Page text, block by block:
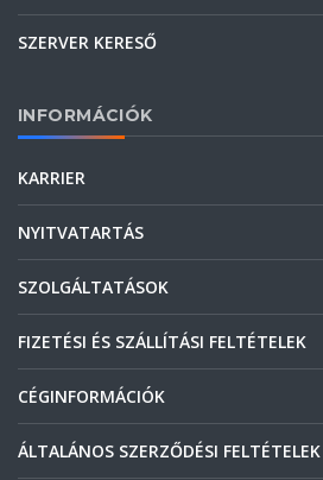
SZERVER KERESŐ
INFORMÁCIÓK
KARRIER
NYITVATARTÁS
SZOLGÁLTATÁSOK
FIZETÉSI ÉS SZÁLLÍTÁSI FELTÉTELEK
CÉGINFORMÁCIÓK
ÁLTALÁNOS SZERZŐDÉSI FELTÉTELEK